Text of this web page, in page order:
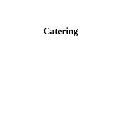
Catering